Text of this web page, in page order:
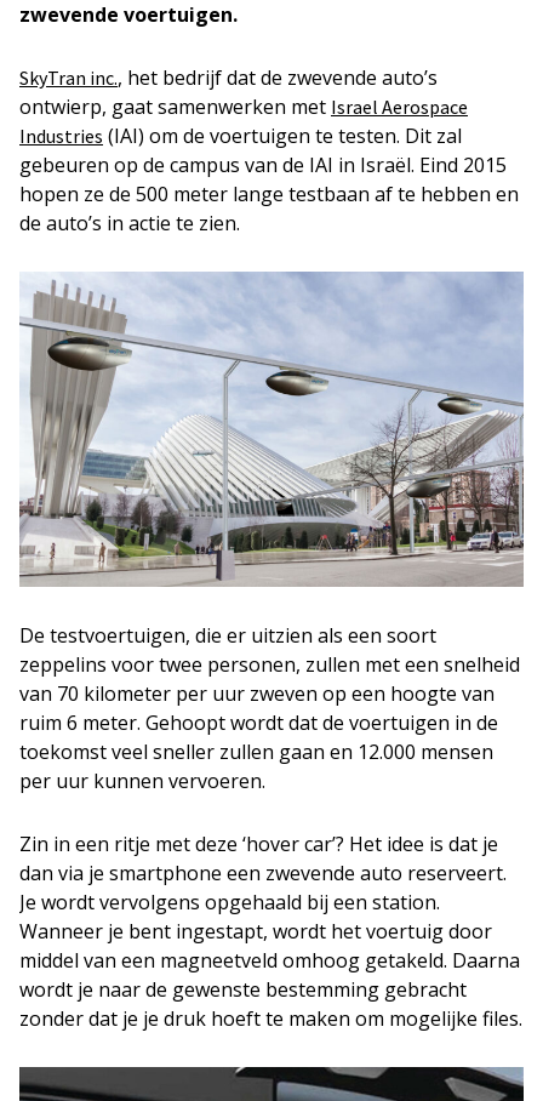
zwevende voertuigen.
SkyTran inc., het bedrijf dat de zwevende auto’s
ontwierp, gaat samenwerken met Israel Aerospace
Industries (IAI) om de voertuigen te testen. Dit zal
gebeuren op de campus van de IAI in Israël. Eind 2015
hopen ze de 500 meter lange testbaan af te hebben en
de auto’s in actie te zien.
De testvoertuigen, die er uitzien als een soort
zeppelins voor twee personen, zullen met een snelheid
van 70 kilometer per uur zweven op een hoogte van
ruim 6 meter. Gehoopt wordt dat de voertuigen in de
toekomst veel sneller zullen gaan en 12.000 mensen
per uur kunnen vervoeren.
Zin in een ritje met deze ‘hover car’? Het idee is dat je
dan via je smartphone een zwevende auto reserveert.
Je wordt vervolgens opgehaald bij een station.
Wanneer je bent ingestapt, wordt het voertuig door
middel van een magneetveld omhoog getakeld. Daarna
wordt je naar de gewenste bestemming gebracht
zonder dat je je druk hoeft te maken om mogelijke files.